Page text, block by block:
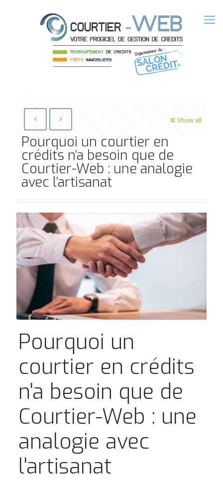
Show all
Pourquoi un courtier en
crédits n’a besoin que de
Courtier-Web : une analogie
avec l’artisanat
Pourquoi un
courtier en crédits
n'a besoin que de
Courtier-Web : une
analogie avec
l'artisanat